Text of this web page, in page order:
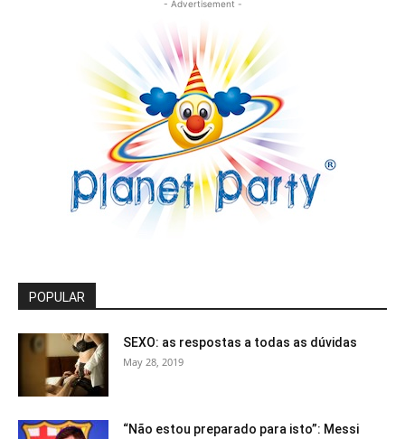
- Advertisement -
POPULAR
SEXO: as respostas a todas as dúvidas
May 28, 2019
“Não estou preparado para isto”: Messi